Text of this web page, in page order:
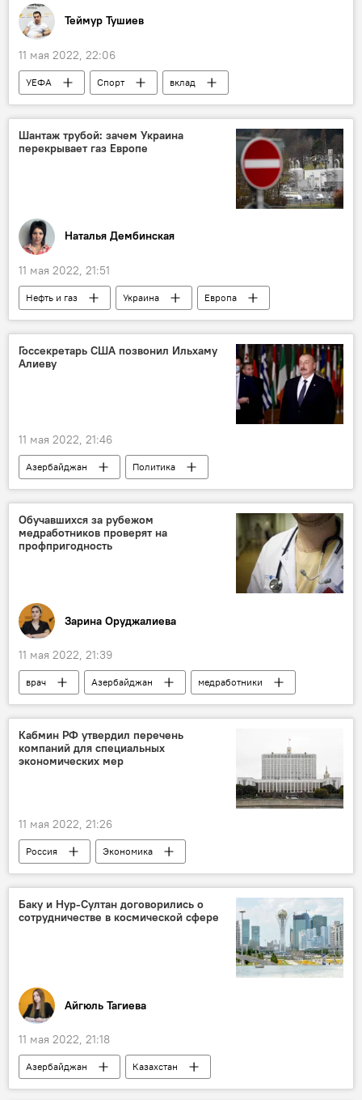
Теймур Тушиев
11 мая 2022, 22:06
УЕФА Спорт
вклад
Азербайджан
Шантаж трубой: зачем Украина
перекрывает газ Европе
Наталья Дембинская
11 мая 2022, 21:51
Нефть и газ Украина
Европа
Колумнисты
Госсекретарь США позвонил Ильхаму
Алиеву
11 мая 2022, 21:46
Азербайджан
Политика
Ильхам Алиев
США
Обучавшихся за рубежом
медработников проверят на
профпригодность
Зарина Оруджалиева
11 мая 2022, 21:39
врач Азербайджан медработники
Кабмин РФ утвердил перечень
компаний для специальных
экономических мер
11 мая 2022, 21:26
Россия Экономика
Баку и Нур-Султан договорились о
сотрудничестве в космической сфере
Айгюль Тагиева
11 мая 2022, 21:18
Азербайджан
Казахстан
Космическая отрасль